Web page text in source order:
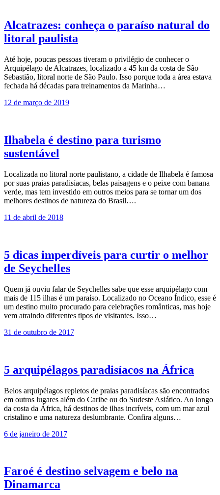
Alcatrazes: conheça o paraíso natural do
litoral paulista
Até hoje, poucas pessoas tiveram o privilégio de conhecer o
Arquipélago de Alcatrazes, localizado a 45 km da costa de São
Sebastião, litoral norte de São Paulo. Isso porque toda a área estava
fechada há décadas para treinamentos da Marinha…
12 de março de 2019
Ilhabela é destino para turismo
sustentável
Localizada no litoral norte paulistano, a cidade de Ilhabela é famosa
por suas praias paradisíacas, belas paisagens e o peixe com banana
verde, mas tem investido em outros meios para se tornar um dos
melhores destinos de natureza do Brasil….
11 de abril de 2018
5 dicas imperdíveis para curtir o melhor
de Seychelles
Quem já ouviu falar de Seychelles sabe que esse arquipélago com
mais de 115 ilhas é um paraíso. Localizado no Oceano Índico, esse é
um destino muito procurado para celebrações românticas, mas hoje
vem atraindo diferentes tipos de visitantes. Isso…
31 de outubro de 2017
5 arquipélagos paradisíacos na África
Belos arquipélagos repletos de praias paradisíacas são encontrados
em outros lugares além do Caribe ou do Sudeste Asiático. Ao longo
da costa da África, há destinos de ilhas incríveis, com um mar azul
cristalino e uma natureza deslumbrante. Confira alguns…
6 de janeiro de 2017
Faroé é destino selvagem e belo na
Dinamarca